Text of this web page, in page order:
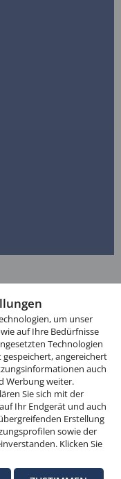
Online-Banking-
um unser
auf Ihre Bedürfnisse
Technologien
angereichert
auch
Werbung weiter.
Sie sich mit der
Ihr Endgerät und auch
Erstellung
sowie der
Klicken Sie
Klicken Sie auf